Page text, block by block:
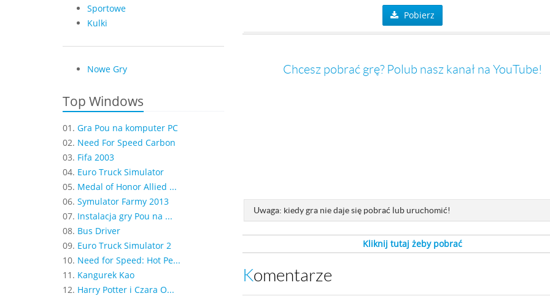
Sportowe
Kulki
Nowe Gry
Top Windows
01. Gra Pou na komputer PC
02. Need For Speed Carbon
03. Fifa 2003
04. Euro Truck Simulator
05. Medal of Honor Allied ...
06. Symulator Farmy 2013
07. Instalacja gry Pou na ...
08. Bus Driver
09. Euro Truck Simulator 2
10. Need for Speed: Hot Pe...
11. Kangurek Kao
12. Harry Potter i Czara O...
Pobierz
Chcesz pobrać grę? Polub nasz kanał na YouTube!
Uwaga: kiedy gra nie daje się pobrać lub uruchomić!
Kliknij tutaj żeby pobrać
Komentarze